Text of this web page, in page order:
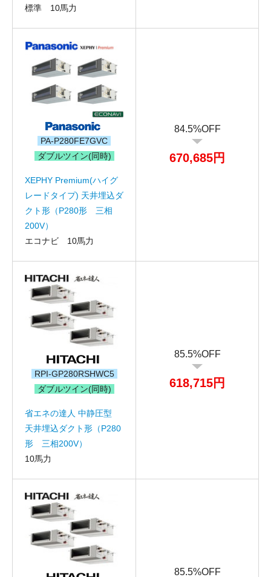
標準 10馬力
PA-P280FE7GVC
ダブルツイン(同時)
XEPHY Premium(ハイグ
レードタイプ) 天井埋込ダ
クト形（P280形 三相
200V）
エコナビ 10馬力
84.5%OFF
670,685円
RPI-GP280RSHWC5
ダブルツイン(同時)
省エネの達人 中静圧型
天井埋込ダクト形（P280
形 三相200V）
10馬力
85.5%OFF
618,715円
85.5%OFF
お名前
電話番号